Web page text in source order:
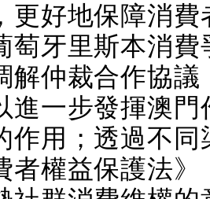
更好地保障消費
萄牙里斯本消費
解仲裁合作協議
進一步發揮澳門
作用；透過不同
者權益保護法》